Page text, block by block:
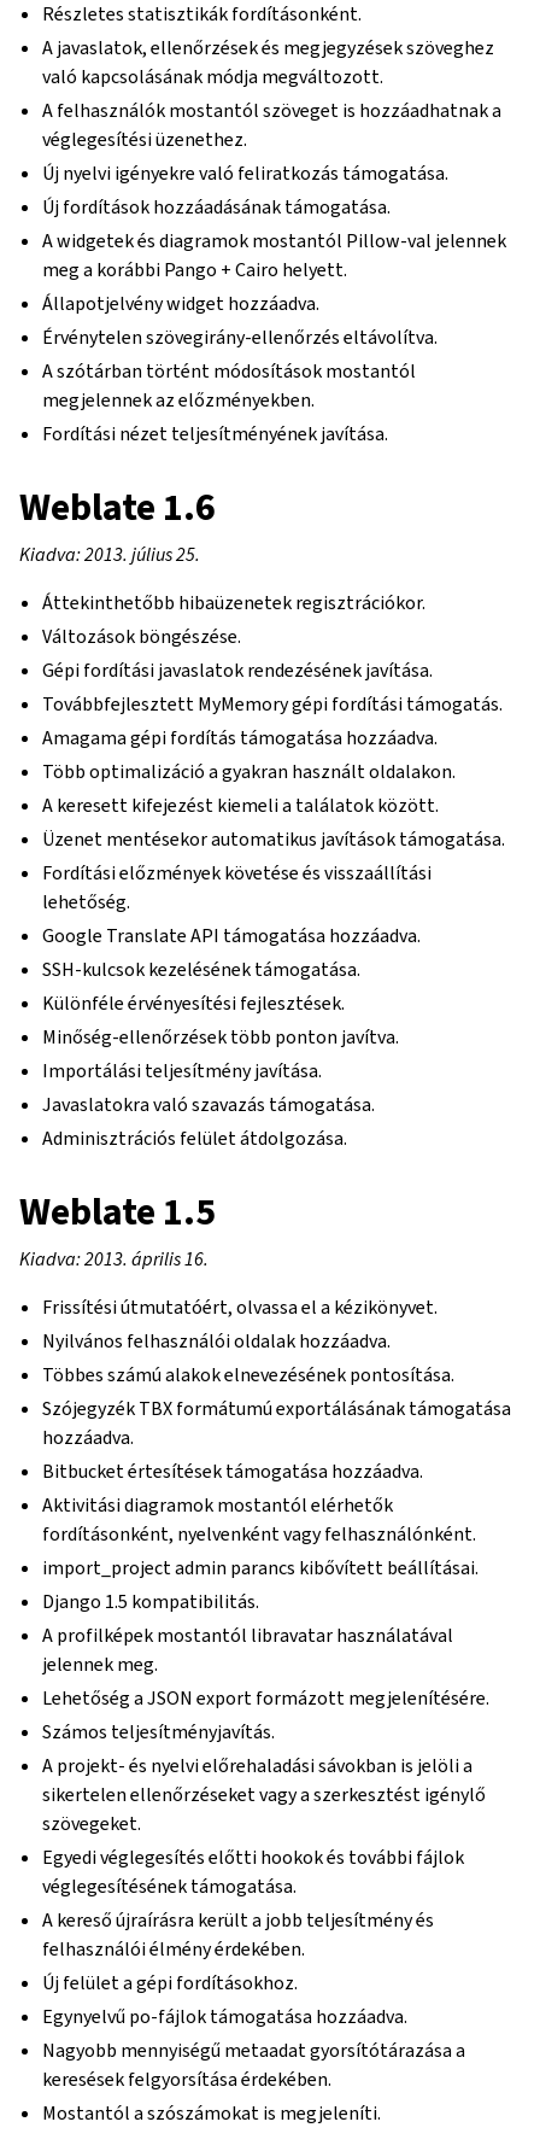
Részletes statisztikák fordításonként.
A javaslatok, ellenőrzések és megjegyzések szöveghez
való kapcsolásának módja megváltozott.
A felhasználók mostantól szöveget is hozzáadhatnak a
véglegesítési üzenethez.
Új nyelvi igényekre való feliratkozás támogatása.
Új fordítások hozzáadásának támogatása.
A widgetek és diagramok mostantól Pillow-val jelennek
meg a korábbi Pango + Cairo helyett.
Állapotjelvény widget hozzáadva.
Érvénytelen szövegirány-ellenőrzés eltávolítva.
A szótárban történt módosítások mostantól
megjelennek az előzményekben.
Fordítási nézet teljesítményének javítása.
Weblate 1.6
Kiadva: 2013. július 25.
Áttekinthetőbb hibaüzenetek regisztrációkor.
Változások böngészése.
Gépi fordítási javaslatok rendezésének javítása.
Továbbfejlesztett MyMemory gépi fordítási támogatás.
Amagama gépi fordítás támogatása hozzáadva.
Több optimalizáció a gyakran használt oldalakon.
A keresett kifejezést kiemeli a találatok között.
Üzenet mentésekor automatikus javítások támogatása.
Fordítási előzmények követése és visszaállítási
lehetőség.
Google Translate API támogatása hozzáadva.
SSH-kulcsok kezelésének támogatása.
Különféle érvényesítési fejlesztések.
Minőség-ellenőrzések több ponton javítva.
Importálási teljesítmény javítása.
Javaslatokra való szavazás támogatása.
Adminisztrációs felület átdolgozása.
Weblate 1.5
Kiadva: 2013. április 16.
Frissítési útmutatóért, olvassa el a kézikönyvet.
Nyilvános felhasználói oldalak hozzáadva.
Többes számú alakok elnevezésének pontosítása.
Szójegyzék TBX formátumú exportálásának támogatása
hozzáadva.
Bitbucket értesítések támogatása hozzáadva.
Aktivitási diagramok mostantól elérhetők
fordításonként, nyelvenként vagy felhasználónként.
import_project admin parancs kibővített beállításai.
Django 1.5 kompatibilitás.
A profilképek mostantól libravatar használatával
jelennek meg.
Lehetőség a JSON export formázott megjelenítésére.
Számos teljesítményjavítás.
A projekt- és nyelvi előrehaladási sávokban is jelöli a
sikertelen ellenőrzéseket vagy a szerkesztést igénylő
szövegeket.
Egyedi véglegesítés előtti hookok és további fájlok
véglegesítésének támogatása.
A kereső újraírásra került a jobb teljesítmény és
felhasználói élmény érdekében.
Új felület a gépi fordításokhoz.
Egynyelvű po-fájlok támogatása hozzáadva.
Nagyobb mennyiségű metaadat gyorsítótárazása a
keresések felgyorsítása érdekében.
Mostantól a szószámokat is megjeleníti.